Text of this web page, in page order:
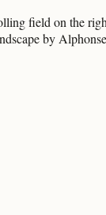
field on the
by